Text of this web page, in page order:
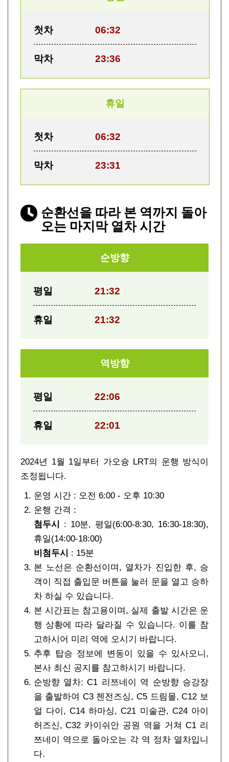
첫차 06:32
막차 23:36
휴일
첫차 06:32
막차 23:31
순환선을 따라 본 역까지 돌아
오는 마지막 열차 시간
순방향
평일 21:32
휴일 21:32
역방향
평일 22:06
휴일 22:01
2024년 1월 1일부터 가오슝 LRT의 운행 방식이
조정됩니다.
운영 시간 : 오전 6:00 - 오후 10:30
운행 간격 :
첨두시
: 10분, 평일(6:00-8:30, 16:30-18:30),
휴일(14:00-18:00)
비첨두시
: 15분
본 노선은 순환선이며, 열차가 진입한 후, 승
객이 직접 출입문 버튼을 눌러 문을 열고 승하
차 하실 수 있습니다.
본 시간표는 참고용이며, 실제 출발 시간은 운
행 상황에 따라 달라질 수 있습니다. 이를 참
고하시어 미리 역에 오시기 바랍니다.
추후 탑승 정보에 변동이 있을 수 있사오니,
본사 최신 공지를 참고하시기 바랍니다.
순방향 열차: C1 리쯔네이 역 순방향 승강장
을 출발하여 C3 첸전즈싱, C5 드림몰, C12 보
얼 다이, C14 하마싱, C21 미술관, C24 아이
허즈신, C32 카이쉬안 공원 역을 거쳐 C1 리
쯔네이 역으로 돌아오는 각 역 정차 열차입니
다.